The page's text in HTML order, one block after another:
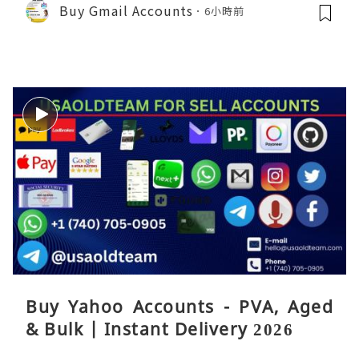
Buy Gmail Accounts 6小時前
Buy Yahoo Accounts - PVA, Aged
& Bulk | Instant Delivery 2026